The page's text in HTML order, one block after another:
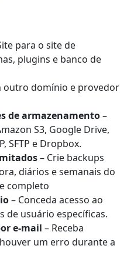
para o site de
plugins e banco de
outro domínio e provedor
de armazenamento–
S3, Google Drive,
SFTP e Dropbox.
– Crie backups
diários e semanais do
completo
– Conceda acesso ao
de usuário específicas.
e-mail – Receba
um erro durante a